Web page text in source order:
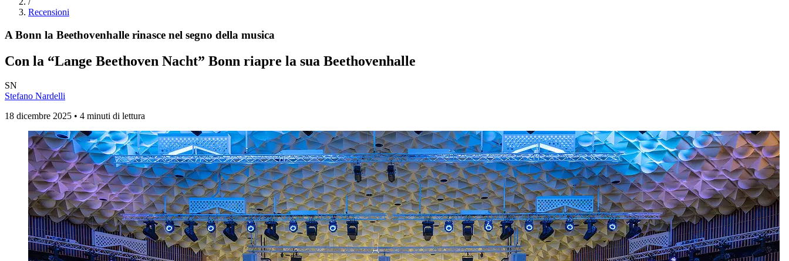
Recensioni
A Bonn la Beethovenhalle rinasce nel segno della musica
Con la “Lange Beethoven Nacht” Bonn riapre la sua Beethovenhalle
SN
Stefano Nardelli
18 dicembre 2025 • 4 minuti di lettura